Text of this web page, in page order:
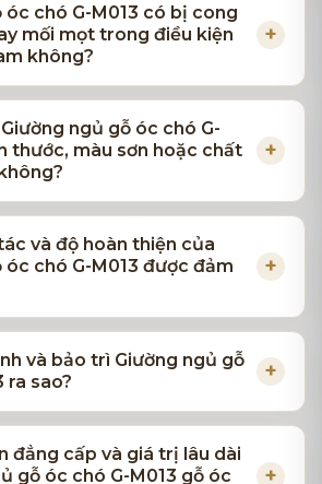
óc chó G-M013 có bị cong
mối mọt trong điều kiện
không?
ngủ gỗ óc chó G-
thước, màu sơn hoặc chất
và độ hoàn thiện của
óc chó G-M013 được đảm
và bảo trì Giường ngủ gỗ
ra sao?
đẳng cấp và giá trị lâu dài
gỗ óc chó G-M013 gỗ óc